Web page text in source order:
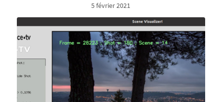
5 février 2021